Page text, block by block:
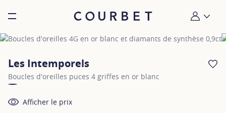
Burger toggle menu Mon
Les Intemporels
Boucles d'oreilles puces 4 griffes en or blanc
Afficher le prix